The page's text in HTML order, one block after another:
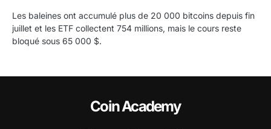
Les baleines ont accumulé plus de 20 000 bitcoins depuis fin
juillet et les ETF collectent 754 millions, mais le cours reste
bloqué sous 65 000 $.
Coin Academy